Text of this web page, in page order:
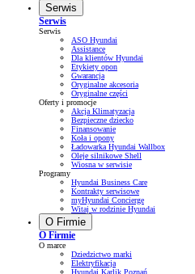
Serwis
Serwis
Serwis
ASO Hyundai
Assistance
Dla klientów Hyundai
Etykiety opon
Gwarancja
Oryginalne akcesoria
Oryginalne części
Oferty i promocje
Akcja Klimatyzacja
Bezpieczne dziecko
Finansowanie
Koła i opony
Ładowarka Hyundai Wallbox
Oleje silnikowe Shell
Wiosna w serwisie
Programy
Hyundai Business Care
Kontrakty serwisowe
myHyundai Concierge
Witaj w rodzinie Hyundai
O Firmie
O Firmie
O marce
Dziedzictwo marki
Elektryfikacja
Hyundai Karlik Poznań